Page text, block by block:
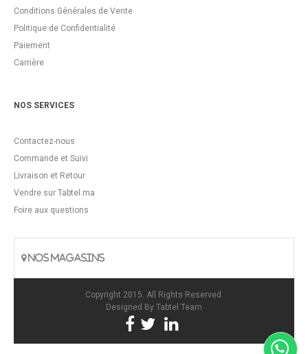
Conditions Générales de Vente
Politique de Confidentialité
Paiement
Carrière
NOS SERVICES
Contactez-nous
Commande et Suivi
Livraison et Retour
Vendre sur Tabtel.ma
Foire aux questions
NOS MAGASINS
Copyright 2015. All Rights Reserved.
Designed By Tabtel Team